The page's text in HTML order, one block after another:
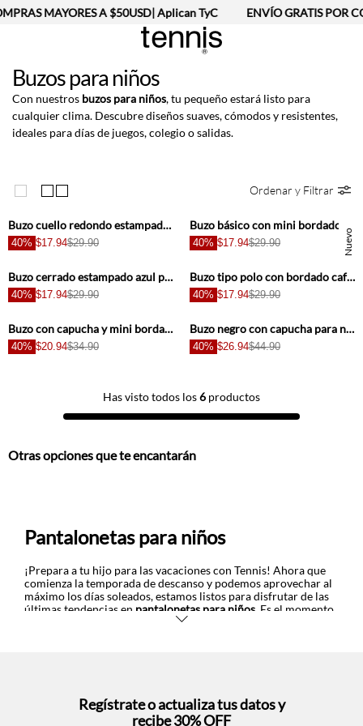
MAYORES A $50USD| Aplican TyC ENVÍO GRATIS POR
Buzos para niños
Con nuestros buzos para niños, tu pequeño estará listo para
cualquier clima. Descubre diseños suaves, cómodos y resistentes,
ideales para días de juegos, colegio o salidas.
Ordenar y Filtrar
Buzo cuello redondo estampado para niño
40% $17.94$29.90 Nuevo
Buzo básico con mini bordado al pecho en color arena para niño
40% $17.94$29.90
+
Buzo cerrado estampado azul para niño
40% $17.94$29.90
Buzo tipo polo con bordado café para niño
40% $17.94$29.90
+
Buzo con capucha y mini bordado negro para niño
40% $20.94$34.90
Buzo negro con capucha para niño
40% $26.94$44.90
Has visto todos los6 productos
Otras opciones que te encantarán
Pantalonetas para niños
¡Prepara a tu hijo para las vacaciones con Tennis! Ahora que
comienza la temporada de descanso y podemos aprovechar al
máximo los días soleados, estamos listos para disfrutar de las
últimas tendencias en pantalonetas para niños . Es el momento
perfecto para renovar el armario de los pequeños y darles un
looks. Así que descubrirás pantalonetas en diferentes gamas de
azul, verde, anaranjado, amarillo y rojo que, sin duda, serán los
Regístrate o actualiza tus datos y
recibe 30% OFF